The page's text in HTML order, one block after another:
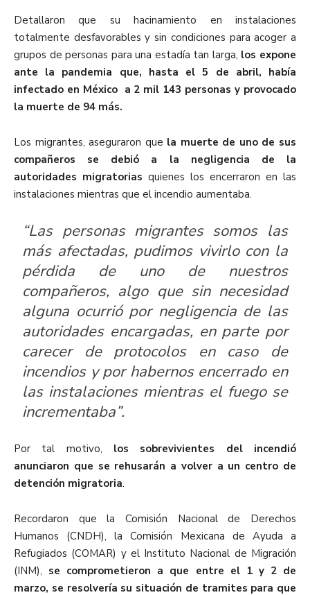
Detallaron que su hacinamiento en instalaciones
totalmente desfavorables y sin condiciones para acoger a
grupos de personas para una estadía tan larga, los expone
ante la pandemia que, hasta el 5 de abril, había
infectado en México a 2 mil 143 personas y provocado
la muerte de 94 más.
Los migrantes, aseguraron que la muerte de uno de sus
compañeros se debió a la negligencia de la
autoridades migratorias quienes los encerraron en las
instalaciones mientras que el incendio aumentaba.
“Las personas migrantes somos las
más afectadas, pudimos vivirlo con la
pérdida de uno de nuestros
compañeros, algo que sin necesidad
alguna ocurrió por negligencia de las
autoridades encargadas, en parte por
carecer de protocolos en caso de
incendios y por habernos encerrado en
las instalaciones mientras el fuego se
incrementaba”.
Por tal motivo, los sobrevivientes del incendió
anunciaron que se rehusarán a volver a un centro de
detención migratoria.
Recordaron que la Comisión Nacional de Derechos
Humanos (CNDH), la Comisión Mexicana de Ayuda a
Refugiados (COMAR) y el Instituto Nacional de Migración
(INM), se comprometieron a que entre el 1 y 2 de
marzo, se resolvería su situación de tramites para que